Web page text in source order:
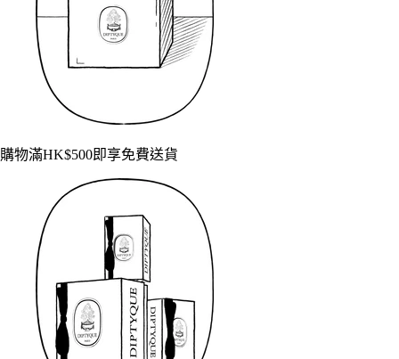
購物滿HK$500即享免費送貨